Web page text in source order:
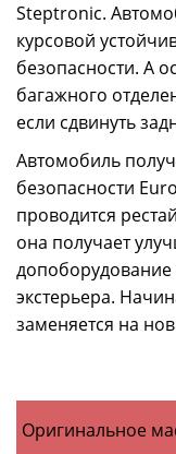
Steptronic.
курсовой
безопасности. А
багажного
если сдвинуть
Автомобиль
безопасности
проводится
она получает
экстерьера.
заменяется на
Оригинальное